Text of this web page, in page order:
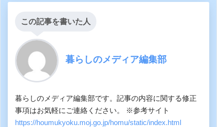
この記事を書いた人
暮らしのメディア編集部
暮らしのメディア編集部です。記事の内容に関する修正
事項はお気軽にご連絡ください。 ※参考サイト
https://houmukyoku.moj.go.jp/homu/static/index.html